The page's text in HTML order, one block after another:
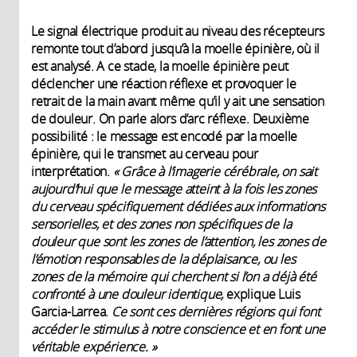
Le signal électrique produit au niveau des récepteurs
remonte tout d’abord jusqu’à la moelle épinière, où il
est analysé. A ce stade, la moelle épinière peut
déclencher une réaction réflexe et provoquer le
retrait de la main avant même qu’il y ait une sensation
de douleur. On parle alors d’arc réflexe. Deuxième
possibilité : le message est encodé par la moelle
épinière, qui le transmet au cerveau pour
interprétation. « Grâce à l’imagerie cérébrale, on sait
aujourd’hui que le message atteint à la fois les zones
du cerveau spécifiquement dédiées aux informations
sensorielles, et des zones non spécifiques de la
douleur que sont les zones de l’attention, les zones de
l’émotion responsables de la déplaisance, ou les
zones de la mémoire qui cherchent si l’on a déjà été
confronté à une douleur identique,explique Luis
Garcia-Larrea. Ce sont ces dernières régions qui font
accéder le stimulus à notre conscience et en font une
véritable expérience. »